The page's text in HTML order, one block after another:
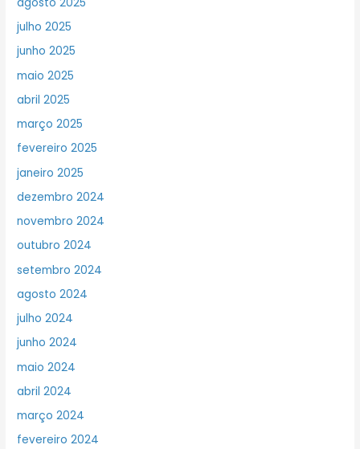
julho 2025
junho 2025
maio 2025
abril 2025
março 2025
fevereiro 2025
janeiro 2025
dezembro 2024
novembro 2024
outubro 2024
setembro 2024
agosto 2024
julho 2024
junho 2024
maio 2024
abril 2024
março 2024
fevereiro 2024